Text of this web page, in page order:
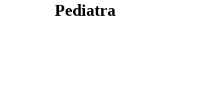
Pediatra